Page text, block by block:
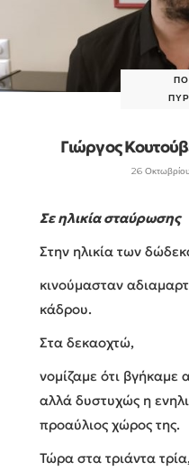
Γιώργος
26
Σε ηλικία σταύρωσης
Στην ηλικία των
κινούμασταν
κάδρου.
Στα δεκαοχτώ,
νομίζαμε ότι βγήκαμε
αλλά δυστυχώς η
προαύλιος χώρος της.
Τώρα στα τριάντα